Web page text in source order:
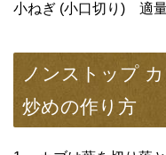
小ねぎ (小口切り) 適
ノンストップ
炒めの作り方